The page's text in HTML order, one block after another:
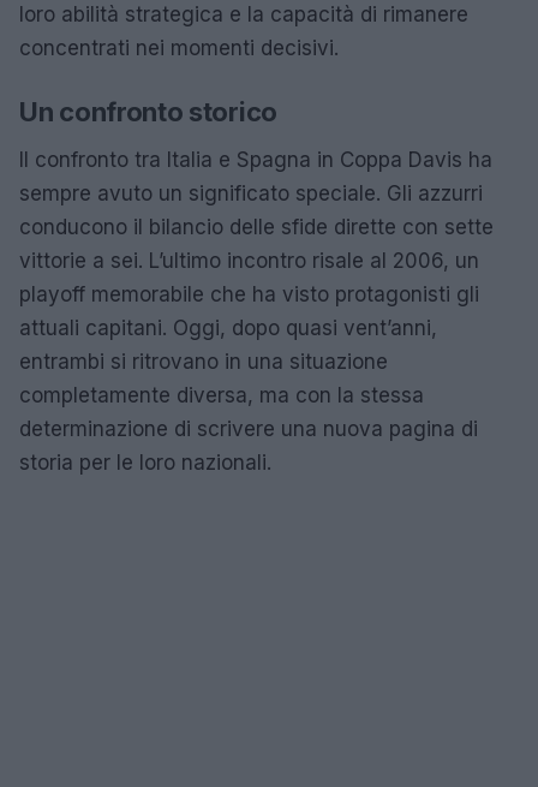
loro abilità strategica e la capacità di rimanere
concentrati nei momenti decisivi.
Un confronto storico
Il confronto tra Italia e Spagna in Coppa Davis ha
sempre avuto un significato speciale. Gli azzurri
conducono il bilancio delle sfide dirette con sette
vittorie a sei. L’ultimo incontro risale al 2006, un
playoff memorabile che ha visto protagonisti gli
attuali capitani. Oggi, dopo quasi vent’anni,
entrambi si ritrovano in una situazione
completamente diversa, ma con la stessa
determinazione di scrivere una nuova pagina di
storia per le loro nazionali.